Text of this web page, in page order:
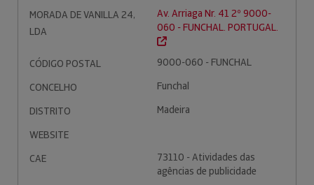
MORADA DE VANILLA 24,
LDA
Av. Arriaga Nr. 41 2º 9000-
060 - FUNCHAL. PORTUGAL.
CÓDIGO POSTAL
9000-060 - FUNCHAL
CONCELHO
Funchal
DISTRITO
Madeira
WEBSITE
CAE
73110 - Atividades das
agências de publicidade